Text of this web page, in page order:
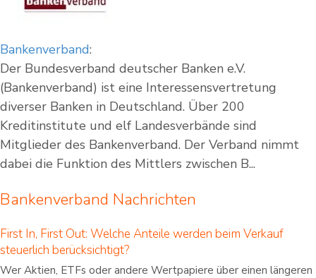
Bankenverband:
Der Bundesverband deutscher Banken e.V.
(Bankenverband) ist eine Interessensvertretung
diverser Banken in Deutschland. Über 200
Kreditinstitute und elf Landesverbände sind
Mitglieder des Bankenverband. Der Verband nimmt
dabei die Funktion des Mittlers zwischen B...
Bankenverband Nachrichten
First In, First Out: Welche Anteile werden beim Verkauf
steuerlich berücksichtigt?
Wer Aktien, ETFs oder andere Wertpapiere über einen längeren